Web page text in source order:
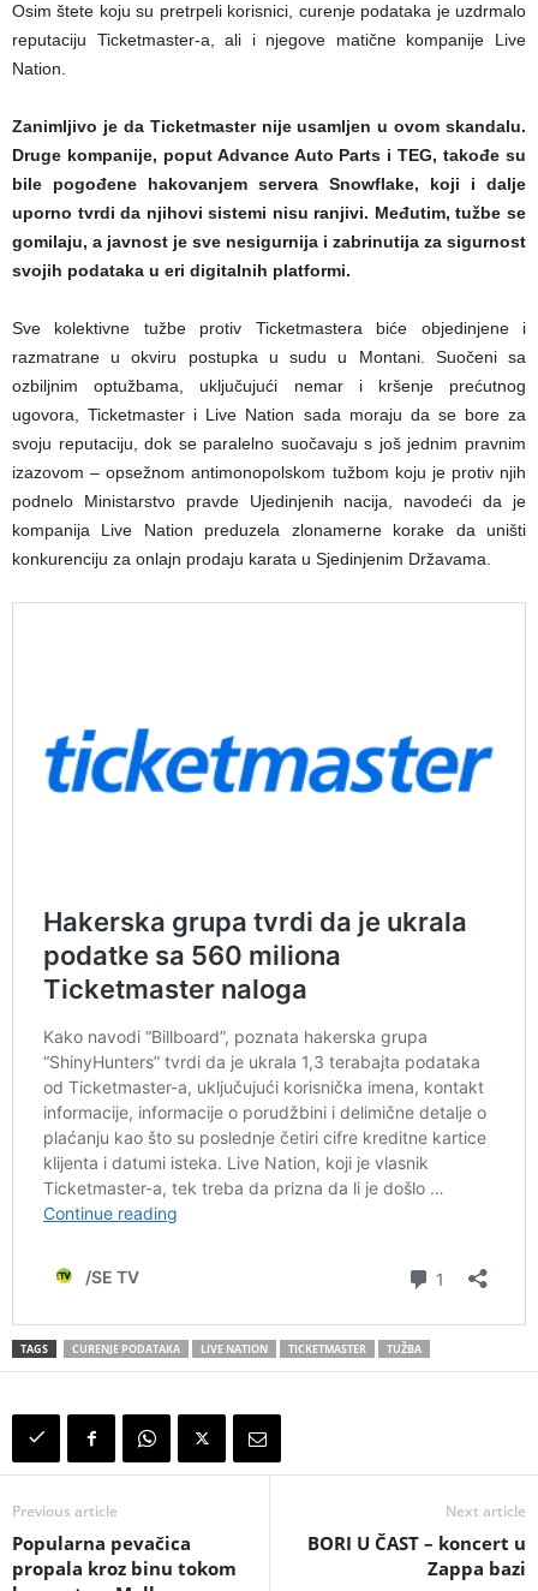
Osim štete koju su pretrpeli korisnici, curenje podataka je uzdrmalo
reputaciju Ticketmaster-a, ali i njegove matične kompanije Live
Nation.
Zanimljivo je da Ticketmaster nije usamljen u ovom skandalu.
Druge kompanije, poput Advance Auto Parts i TEG, takođe su
bile pogođene hakovanjem servera Snowflake, koji i dalje
uporno tvrdi da njihovi sistemi nisu ranjivi. Međutim, tužbe se
gomilaju, a javnost je sve nesigurnija i zabrinutija za sigurnost
svojih podataka u eri digitalnih platformi.
Sve kolektivne tužbe protiv Ticketmastera biće objedinjene i
razmatrane u okviru postupka u sudu u Montani. Suočeni sa
ozbiljnim optužbama, uključujući nemar i kršenje prećutnog
ugovora, Ticketmaster i Live Nation sada moraju da se bore za
svoju reputaciju, dok se paralelno suočavaju s još jednim pravnim
izazovom – opsežnom antimonopolskom tužbom koju je protiv njih
podnelo Ministarstvo pravde Ujedinjenih nacija, navodeći da je
kompanija Live Nation preduzela zlonamerne korake da uništi
konkurenciju za onlajn prodaju karata u Sjedinjenim Državama.
TAGS CURENJE PODATAKA LIVE NATION TICKETMASTER TUŽBA
Previous article
Popularna pevačica
propala kroz binu tokom
Next article
BORI U ČAST – koncert u
Zappa bazi